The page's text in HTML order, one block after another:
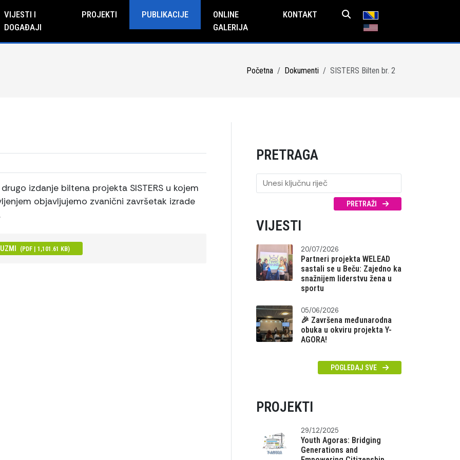
VIJESTI I
DOGAĐAJI
PROJEKTI PUBLIKACIJE
ONLINE
GALERIJA
KONTAKT
Početna Dokumenti SISTERS Bilten br. 2
izdanje biltena projekta SISTERS u kojem
objavljujemo zvanični završetak izrade
(PDF | 1,101.61 KB)
PRETRAGA
PRETRAŽI
VIJESTI
20/07/2026
Partneri projekta WELEAD
sastali se u Beču: Zajedno ka
snažnijem liderstvu žena u
sportu
05/06/2026
🎉 Završena međunarodna
obuka u okviru projekta Y-
AGORA!
POGLEDAJ SVE
PROJEKTI
29/12/2025
Youth Agoras: Bridging
Generations and